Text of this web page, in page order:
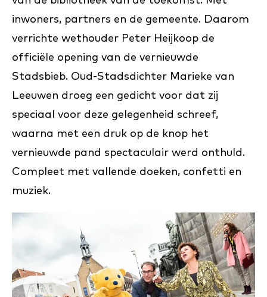
inwoners, partners en de gemeente. Daarom
verrichte wethouder Peter Heijkoop de
officiële opening van de vernieuwde
Stadsbieb. Oud-Stadsdichter Marieke van
Leeuwen droeg een gedicht voor dat zij
speciaal voor deze gelegenheid schreef,
waarna met een druk op de knop het
vernieuwde pand spectaculair werd onthuld.
Compleet met vallende doeken, confetti en
muziek.